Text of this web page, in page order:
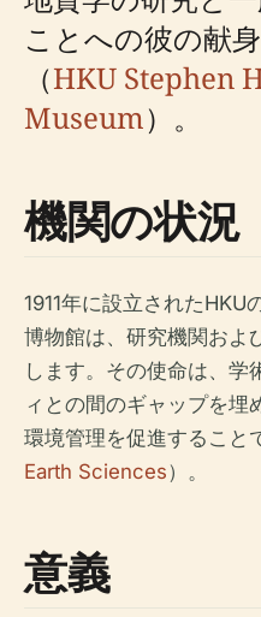
ことへの彼の献
（HKU Stephen
Museum）。
機関の状況
1911年に設立されたHKU
博物館は、研究機関およ
します。その使命は、学
ィとの間のギャップを埋
環境管理を促進すること
Earth Sciences）。
意義